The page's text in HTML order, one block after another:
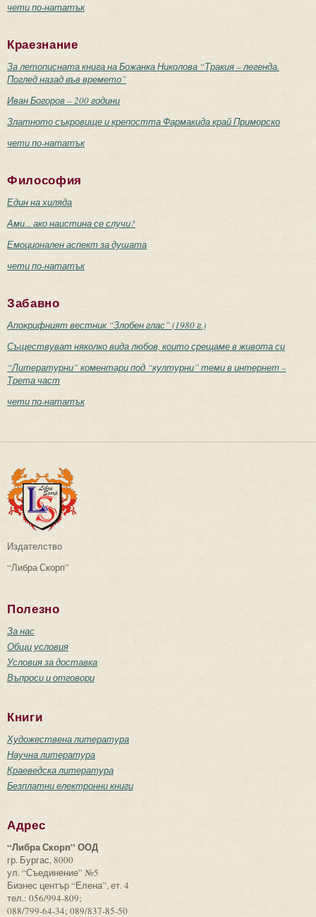
чети по-нататък
Краезнание
За летописната книга на Божанка Николова “Тракия – легенда.
Поглед назад във времето”
Иван Богоров – 200 години
Златното съкровище и крепостта Фармакида край Приморско
чети по-нататък
Философия
Един на хиляда
Ами... ако наистина се случи?
Емоционален аспект за душата
чети по-нататък
Забавно
Апокрифният вестник “Злобен глас” (1980 г.)
Съществуват няколко вида любов, които срещаме в живота си
“Литературни” коментари под “културни” теми в интернет –
Трета част
чети по-нататък
Издателство
“Либра Скорп”
Полезно
За нас
Общи условия
Условия за доставка
Въпроси и отговори
Книги
Художествена литература
Научна литература
Краеведска литература
Безплатни електронни книги
Адрес
“Либра Скорп” ООД
гр. Бургас, 8000
ул. “Съединение” №5
Бизнес център “Елена”, ет. 4
тел.: 056/994-809;
088/799-64-34; 089/837-85-50